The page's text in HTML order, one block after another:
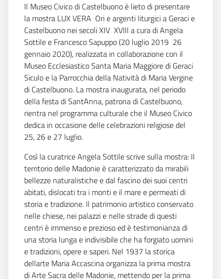
Il Museo Civico di Castelbuono è lieto di presentare
la mostra LUX VERA  Ori e argenti liturgici a Geraci e
Castelbuono nei secoli XIV  XVIII a cura di Angela
Sottile e Francesco Sapuppo (20 luglio 2019  26
gennaio 2020), realizzata in collaborazione con il
Museo Ecclesiastico Santa Maria Maggiore di Geraci
Siculo e la Parrocchia della Natività di Maria Vergine
di Castelbuono. La mostra inaugurata, nel periodo
della festa di SantAnna, patrona di Castelbuono,
rientra nel programma culturale che il Museo Civico
dedica in occasione delle celebrazioni religiose del
25, 26 e 27 luglio.
Così la curatrice Angela Sottile scrive sulla mostra: Il
territorio delle Madonie è caratterizzato da mirabili
bellezze naturalistiche e dal fascino dei suoi centri
abitati, dislocati tra i monti e il mare e permeati di
storia e tradizione. Il patrimonio artistico conservato
nelle chiese, nei palazzi e nelle strade di questi
centri è immenso e prezioso ed è testimonianza di
una storia lunga e indivisibile che ha forgiato uomini
e tradizioni, opere e saperi. Nel 1937 la storica
dellarte Maria Accascina organizza la prima mostra
di Arte Sacra delle Madonie, mettendo per la prima